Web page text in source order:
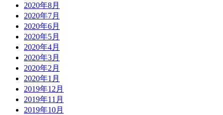
2020年8月
2020年7月
2020年6月
2020年5月
2020年4月
2020年3月
2020年2月
2020年1月
2019年12月
2019年11月
2019年10月